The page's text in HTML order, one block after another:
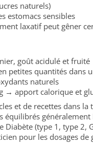
naturels)
estomacs sensibles
laxatif peut gêner
goût acidulé et fruité
petites quantités dans
naturels
→ apport calorique et
et de recettes dans
équilibrés
Diabète (type 1, type 2,
pour les dosages